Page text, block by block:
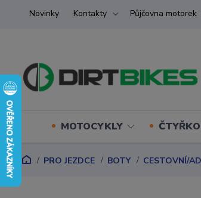
Novinky Kontakty Půjčovna motorek
MOTOCYKLY
PRO JEZDCE BOTY CESTOVNÍ/